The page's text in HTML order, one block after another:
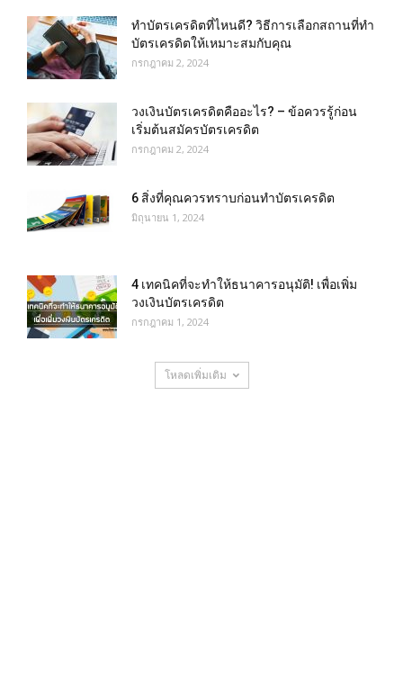
ทําบัตรเครดิตที่ไหนดี? วิธีการเลือกสถานที่ทำ
บัตรเครดิตให้เหมาะสมกับคุณ
กรกฎาคม 2, 2024
วงเงินบัตรเครดิตคืออะไร? – ข้อควรรู้ก่อน
เริ่มต้นสมัครบัตรเครดิต
กรกฎาคม 2, 2024
6 สิ่งที่คุณควรทราบก่อนทำบัตรเครดิต
มิถุนายน 1, 2024
4 เทคนิคที่จะทำให้ธนาคารอนุมัติ! เพื่อเพิ่ม
วงเงินบัตรเครดิต
กรกฎาคม 1, 2024
โหลดเพิ่มเติม